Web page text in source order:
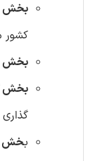
بخش 1:
کشور
بخش 2:
بخش 3:
بخش 4: